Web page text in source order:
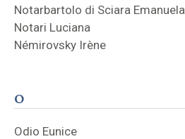
Notarbartolo di Sciara Emanuela
Notari Luciana
Némirovsky Irène
O
Odio Eunice